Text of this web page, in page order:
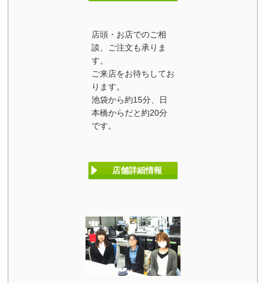
店頭・お店でのご相
談、ご注文も承りま
す。
ご来店をお待ちしてお
ります。
池袋から約15分、日
本橋からだと約20分
です。
店舗詳細情報